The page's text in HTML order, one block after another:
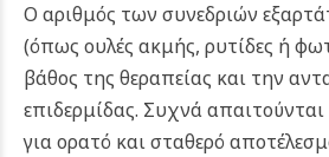
Ο αριθμός των συνεδριών
(όπως ουλές ακμής, ρυτίδες ή
βάθος της θεραπείας και την
επιδερμίδας. Συχνά απαιτούνται
για ορατό και σταθερό